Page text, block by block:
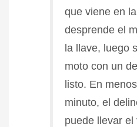
que viene en
desprende el
la llave, luego
moto con un
listo. En
minuto, el
puede llevar